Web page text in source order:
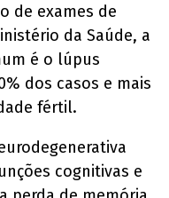
de exames de
da Saúde, a
é o lúpus
dos casos e mais
fértil.
cognitivas e